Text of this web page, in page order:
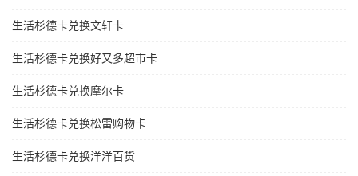
生活杉德卡兑换文轩卡
生活杉德卡兑换好又多超市卡
生活杉德卡兑换摩尔卡
生活杉德卡兑换松雷购物卡
生活杉德卡兑换洋洋百货